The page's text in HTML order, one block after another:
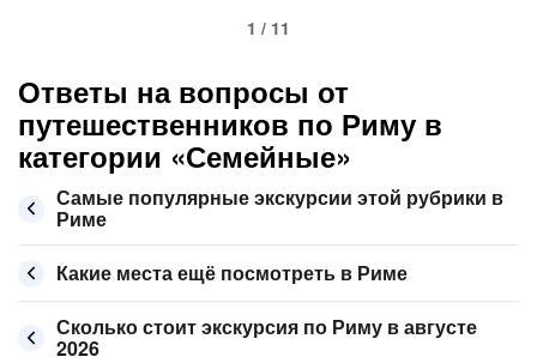
1 / 11
Ответы на вопросы от
путешественников по Риму в
категории «Семейные»
Самые популярные экскурсии этой рубрики в
Риме
Какие места ещё посмотреть в Риме
Сколько стоит экскурсия по Риму в августе
2026